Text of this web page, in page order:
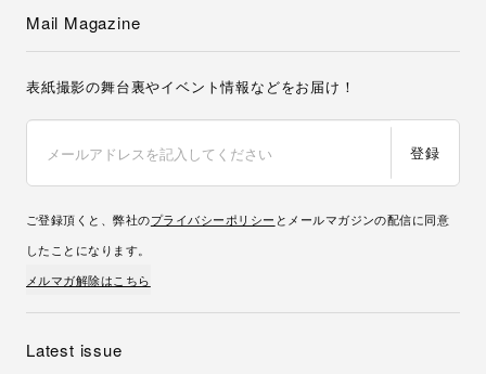
Mail Magazine
表紙撮影の舞台裏やイベント情報などをお届け！
登録
ご登録頂くと、弊社のプライバシーポリシー とメールマガジンの配信に同意
したことになります。
メルマガ解除はこちら
Latest issue